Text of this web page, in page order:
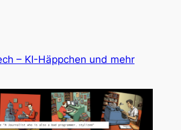
– KI-Häppchen und mehr